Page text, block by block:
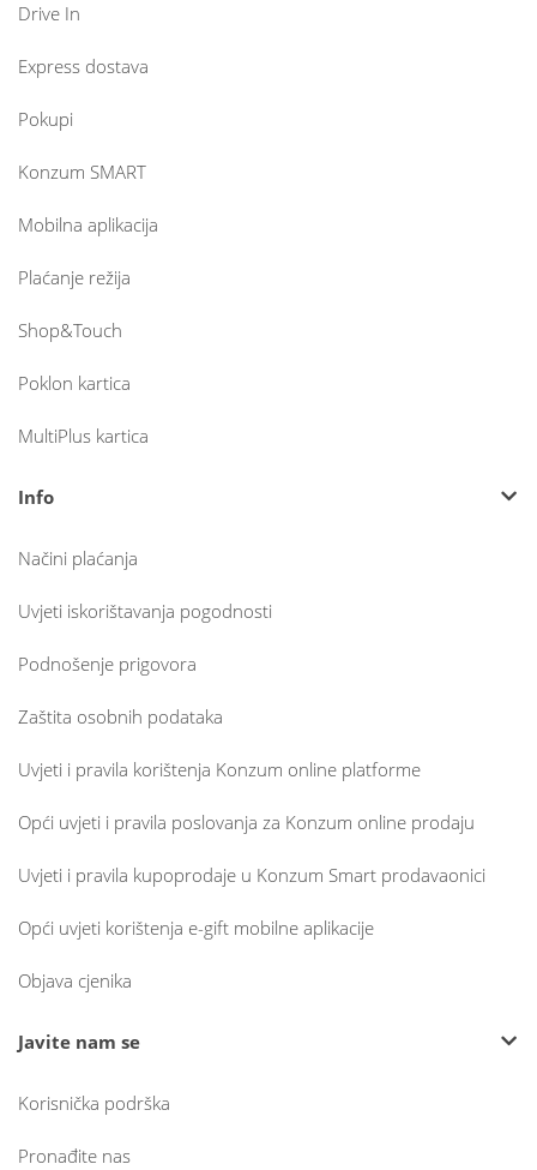
Drive In
Express dostava
Pokupi
Konzum SMART
Mobilna aplikacija
Plaćanje režija
Shop&Touch
Poklon kartica
MultiPlus kartica
Info
Načini plaćanja
Uvjeti iskorištavanja pogodnosti
Podnošenje prigovora
Zaštita osobnih podataka
Uvjeti i pravila korištenja Konzum online platforme
Opći uvjeti i pravila poslovanja za Konzum online prodaju
Uvjeti i pravila kupoprodaje u Konzum Smart prodavaonici
Opći uvjeti korištenja e-gift mobilne aplikacije
Objava cjenika
Javite nam se
Korisnička podrška
Pronađite nas